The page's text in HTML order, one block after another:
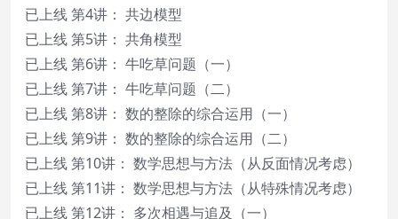
已上线 第4讲： 共边模型
已上线 第5讲： 共角模型
已上线 第6讲： 牛吃草问题（一）
已上线 第7讲： 牛吃草问题（二）
已上线 第8讲： 数的整除的综合运用（一）
已上线 第9讲： 数的整除的综合运用（二）
已上线 第10讲： 数学思想与方法（从反面情况考虑）
已上线 第11讲： 数学思想与方法（从特殊情况考虑）
已上线 第12讲： 多次相遇与追及（一）